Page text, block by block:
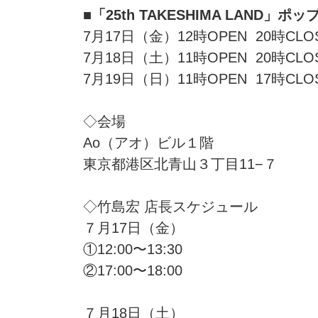
■「25th TAKESHIMA LAND」ポッ
7月17日（金）12時OPEN 20時
7月18日（土）11時OPEN 20時
7月19日（日）11時OPEN 17時
◇会場
Ao（アオ）ビル１階
東京都港区北青山３丁目11−７
◇竹島宏 店長スケジュール
７月17日（金）
①12:00〜13:30
②17:00〜18:00
７月18日（土）